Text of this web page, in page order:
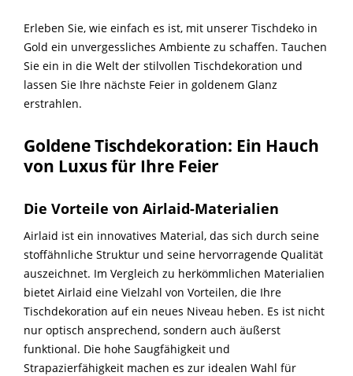
Erleben Sie, wie einfach es ist, mit unserer Tischdeko in
Gold ein unvergessliches Ambiente zu schaffen. Tauchen
Sie ein in die Welt der stilvollen Tischdekoration und
lassen Sie Ihre nächste Feier in goldenem Glanz
erstrahlen.
Goldene Tischdekoration: Ein Hauch
von Luxus für Ihre Feier
Die Vorteile von Airlaid-Materialien
Airlaid ist ein innovatives Material, das sich durch seine
stoffähnliche Struktur und seine hervorragende Qualität
auszeichnet. Im Vergleich zu herkömmlichen Materialien
bietet Airlaid eine Vielzahl von Vorteilen, die Ihre
Tischdekoration auf ein neues Niveau heben. Es ist nicht
nur optisch ansprechend, sondern auch äußerst
funktional. Die hohe Saugfähigkeit und
Strapazierfähigkeit machen es zur idealen Wahl für